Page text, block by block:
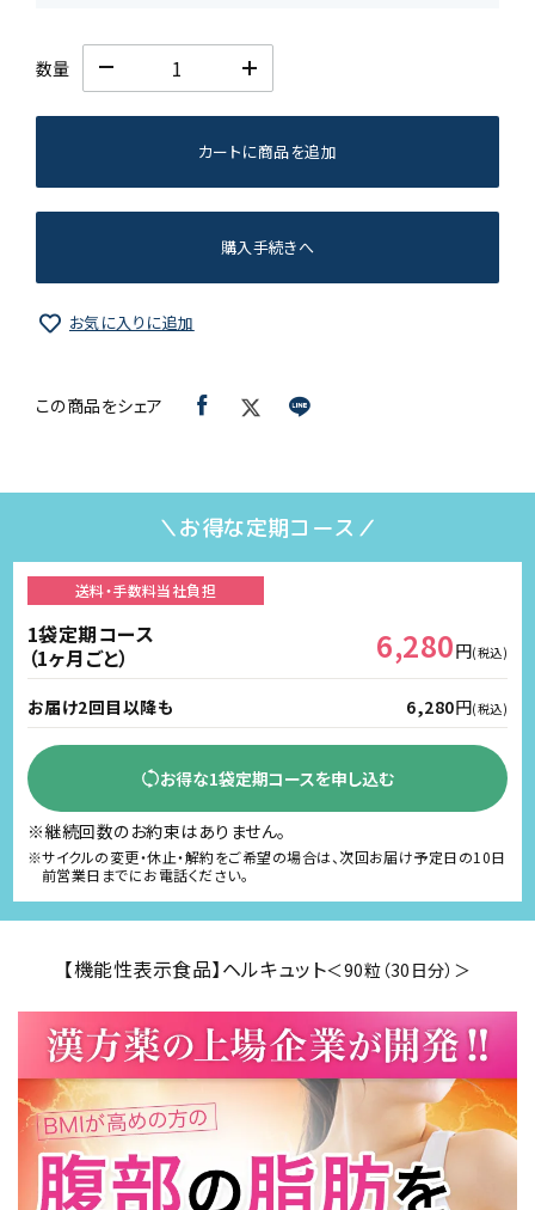
数量
カートに商品を追加
購入手続きへ
お気に入りに追加
この商品をシェア
＼お得な定期コース／
送料・手数料当社負担
1袋定期コース
（1ヶ月ごと）
6,280円(税込)
お届け2回目以降も 6,280円(税込)
お得な1袋定期コースを申し込む
※継続回数のお約束はありません。
※サイクルの変更・休止・解約をご希望の場合は、次回お届け予定日の10日
前営業日までにお電話ください。
【機能性表示食品】ヘルキュット＜90粒（30日分）＞